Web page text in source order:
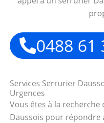
0488 61
Services Serrurier
Urgences
Vous êtes à la recherche
Daussois pour répondre